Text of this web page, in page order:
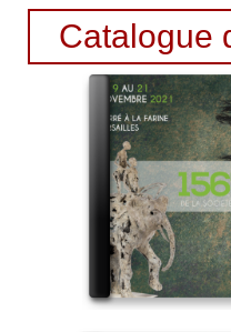
Catalogue